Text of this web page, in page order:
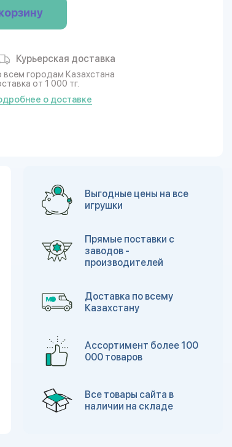
Курьерская доставка
всем городам Казахстана
от 1 000 тг.
о доставке
Выгодные цены на все
игрушки
Прямые поставки с
заводов -
производителей
Доставка по всему
Казахстану
Ассортимент более 100
000 товаров
Все товары сайта в
наличии на складе